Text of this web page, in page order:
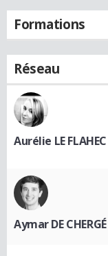
Formations
Réseau
Aurélie LE FLAHEC
Aymar DE CHERGÉ